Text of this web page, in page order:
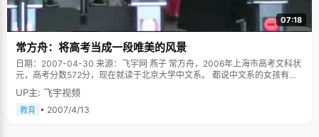
07:18
常方舟：将高考当成一段唯美的风景
日期：2007-04-30 来源：飞宇网 燕子 常方舟，2006年上海市高考文科状
元，高考分数572分，现在就读于北京大学中文系。 都说中文系的女孩有些
清高，因为读太多现实外的东西，可是面前的常方舟一张谦和温雅的面容，
从话语中，能分明的辨析出一份清晰的逻辑和良好的表达能力。 在常方舟刚
考状元的时候，一位老师曾经说："一个省乃至一个市里，跟状元水平相差无
UP主: 飞宇视频
教育 • 2007/4/13